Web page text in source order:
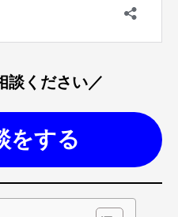
談ください／
をする